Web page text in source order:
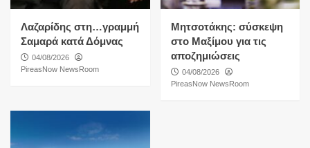
Λαζαρίδης στη…γραμμή
Σαμαρά κατά Δόμνας
04/08/2026
PireasNow NewsRoom
Μητσοτάκης: σύσκεψη
στο Μαξίμου για τις
αποζημιώσεις
04/08/2026
PireasNow NewsRoom